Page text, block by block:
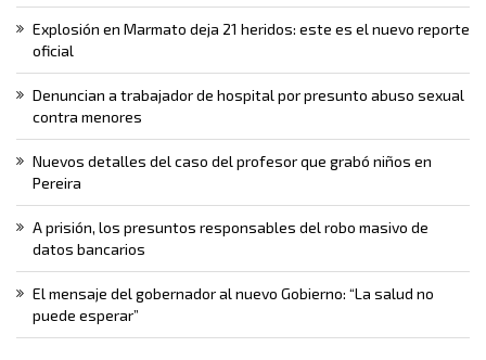
Explosión en Marmato deja 21 heridos: este es el nuevo reporte
oficial
Denuncian a trabajador de hospital por presunto abuso sexual
contra menores
Nuevos detalles del caso del profesor que grabó niños en
Pereira
A prisión, los presuntos responsables del robo masivo de
datos bancarios
El mensaje del gobernador al nuevo Gobierno: “La salud no
puede esperar”